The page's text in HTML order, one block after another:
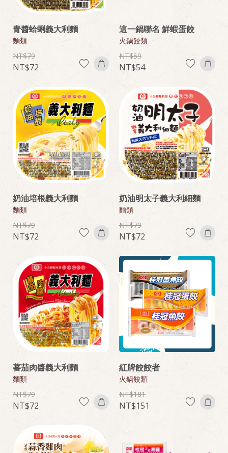
青醬蛤蜊義大利麵
麵類
79
72
這一鍋聯名 鮮蝦蛋餃
火鍋餃類
59
54
奶油培根義大利麵
麵類
79
72
奶油明太子義大利細麵
麵類
79
72
蕃茄肉醬義大利麵
麵類
79
72
紅牌餃餃者
火鍋餃類
181
151